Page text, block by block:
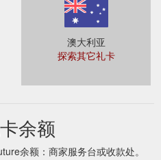
澳大利亚
探索其它礼卡
余额
余额：商家服务台或收款处。